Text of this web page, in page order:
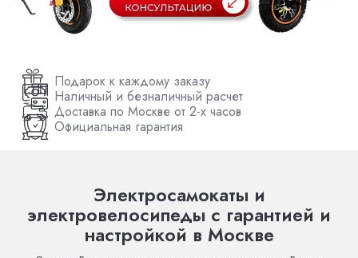
Подарок к каждому заказу
Наличный и безналичный расчет
Доставка по Москве от 2-х часов
Официальная гарантия
Электросамокаты и
электровелосипеды с гарантией и
настройкой в Москве